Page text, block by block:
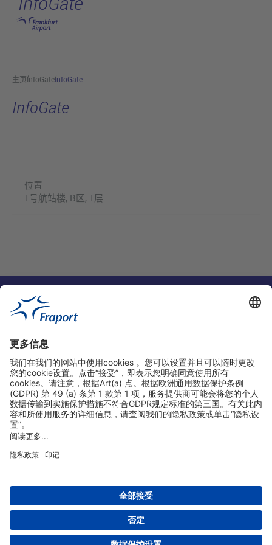
跳转至主页
主页InfoGateInfoGate
InfoGate
位置
1号航站楼, B区, 1层
实用链接
购物&线上预定
关于我们
设置
版权 2004- 2026 Fraport AG - Frankfurt Airport Services Worldwide